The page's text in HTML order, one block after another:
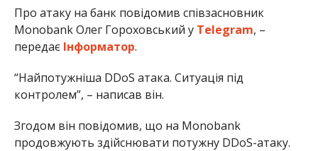
Про атаку на банк повідомив співзасновник
Monobank Олег Гороховський у Telegram, –
передає Інформатор.
“Найпотужніша DDoS атака. Ситуація під
контролем”, – написав він.
Згодом він повідомив, що на Monobank
продовжують здійснювати потужну DDoS-атаку.